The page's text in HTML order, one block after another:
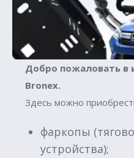
Добро пожаловать в
Вronex.
Здесь можно
фаркопы
устройства);